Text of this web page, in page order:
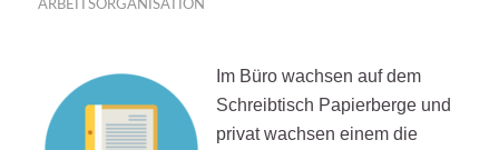
ARBEITSORGANISATION
Im Büro wachsen auf dem
Schreibtisch Papierberge und
privat wachsen einem die